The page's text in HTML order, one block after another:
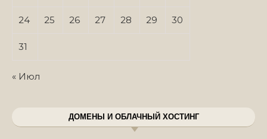
24 25 26 27 28 29 30
31
« Июл
ДОМЕНЫ И ОБЛАЧНЫЙ ХОСТИНГ